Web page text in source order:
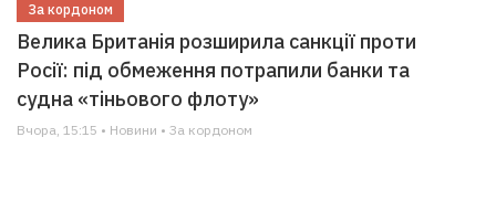
За кордоном
Велика Британія розширила санкції проти
Росії: під обмеження потрапили банки та
судна «тіньового флоту»
Вчора, 15:15 • Новини • За кордоном